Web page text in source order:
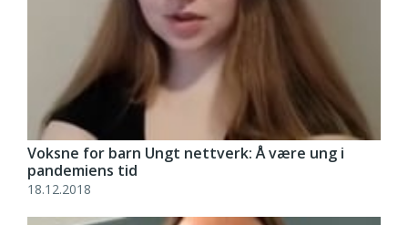
Voksne for barn Ungt nettverk: Å være ung i
pandemiens tid
18.12.2018